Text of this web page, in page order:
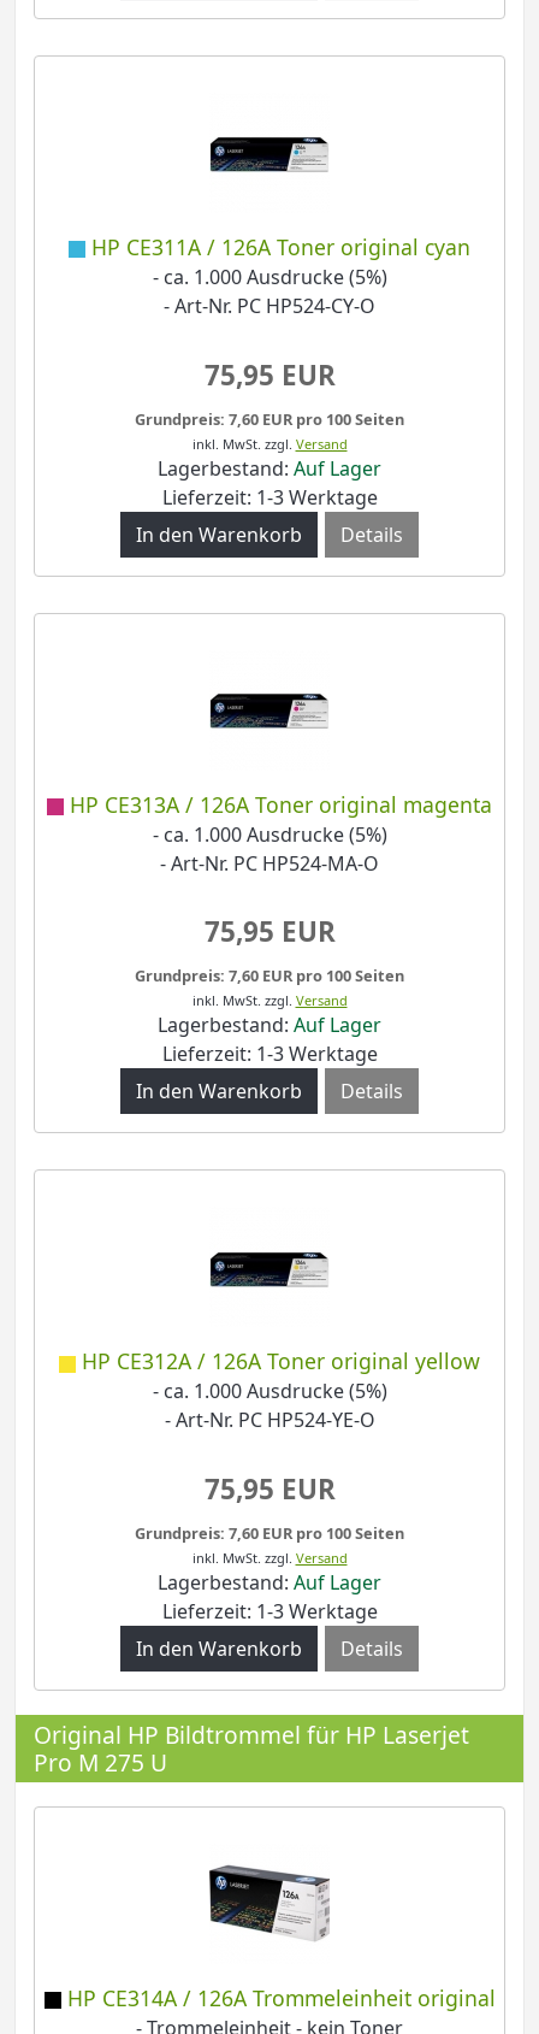
HP CE311A / 126A Toner original cyan
- ca. 1.000 Ausdrucke (5%)
- Art-Nr. PC HP524-CY-O
75,95 EUR
Grundpreis: 7,60 EUR pro 100 Seiten
inkl. MwSt. zzgl. Versand
Lagerbestand: Auf Lager
Lieferzeit: 1-3 Werktage
Details
HP CE313A / 126A Toner original magenta
- ca. 1.000 Ausdrucke (5%)
- Art-Nr. PC HP524-MA-O
75,95 EUR
Grundpreis: 7,60 EUR pro 100 Seiten
inkl. MwSt. zzgl. Versand
Lagerbestand: Auf Lager
Lieferzeit: 1-3 Werktage
Details
HP CE312A / 126A Toner original yellow
- ca. 1.000 Ausdrucke (5%)
- Art-Nr. PC HP524-YE-O
75,95 EUR
Grundpreis: 7,60 EUR pro 100 Seiten
inkl. MwSt. zzgl. Versand
Lagerbestand: Auf Lager
Lieferzeit: 1-3 Werktage
Details
Original HP Bildtrommel für HP Laserjet
Pro M 275 U
HP CE314A / 126A Trommeleinheit original
- Trommeleinheit - kein Toner